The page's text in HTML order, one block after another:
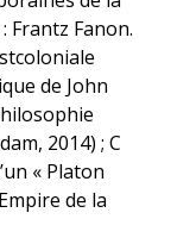
Frantz Fanon.
de John
2014) ; C
« Platon
de la